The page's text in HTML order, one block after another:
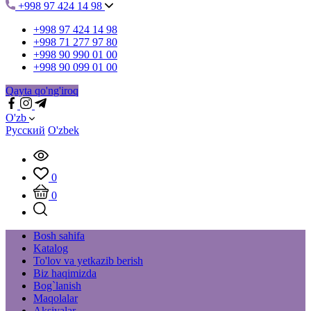
+998 97 424 14 98
+998 97 424 14 98
+998 71 277 97 80
+998 90 990 01 00
+998 90 099 01 00
Qayta qo'ng'iroq
O'zb
Русский O'zbek
0
0
Bosh sahifa
Katalog
To'lov va yetkazib berish
Biz haqimizda
Bog`lanish
Maqolalar